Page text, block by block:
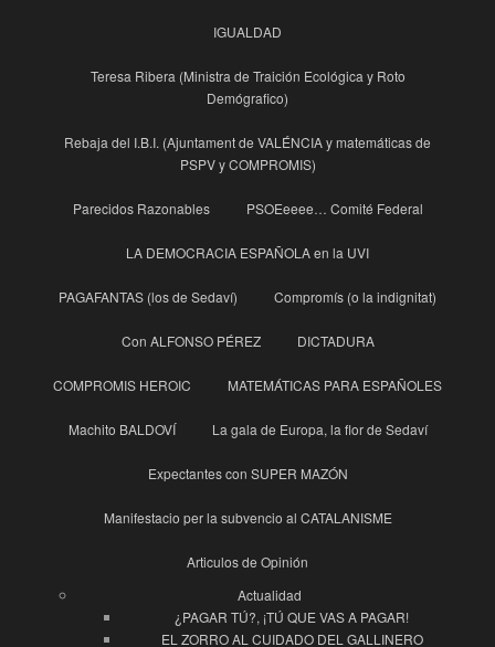
IGUALDAD
Teresa Ribera (Ministra de Traición Ecológica y Roto
Demógrafico)
Rebaja del I.B.I. (Ajuntament de VALÉNCIA y matemáticas de
PSPV y COMPROMIS)
Parecidos Razonables PSOEeeee… Comité Federal
LA DEMOCRACIA ESPAÑOLA en la UVI
PAGAFANTAS (los de Sedaví) Compromís (o la indignitat)
Con ALFONSO PÉREZ DICTADURA
COMPROMIS HEROIC MATEMÁTICAS PARA ESPAÑOLES
Machito BALDOVÍ La gala de Europa, la flor de Sedaví
Expectantes con SUPER MAZÓN
Manifestacio per la subvencio al CATALANISME
Articulos de Opinión
Actualidad
¿PAGAR TÚ?, ¡TÚ QUE VAS A PAGAR!
EL ZORRO AL CUIDADO DEL GALLINERO